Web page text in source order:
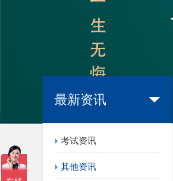
最新资讯
考试资讯
其他资讯